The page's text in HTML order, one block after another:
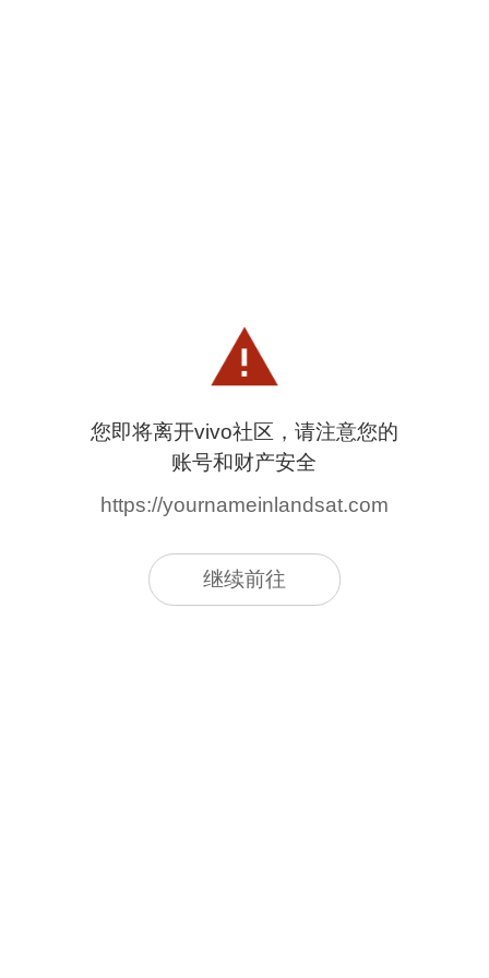
您即将离开vivo社区，请注意您的
账号和财产安全
https://yournameinlandsat.com
继续前往